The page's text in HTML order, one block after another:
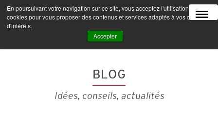
En poursuivant votre navigation sur ce site, vous acceptez l'utilisation de
cookies pour vous proposer des contenus et services adaptés à vos centres
d'intérêts.
Accepter
MENU
BLOG
Idées, conseils, actualités